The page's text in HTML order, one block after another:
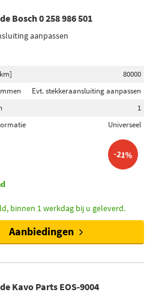
Bosch 0 258 986 501
aanpassen
80000
Evt. stekkeraansluiting aanpassen
1
Universeel
-21%
binnen 1 werkdag bij u geleverd.
Aanbiedingen
Kavo Parts EOS-9004